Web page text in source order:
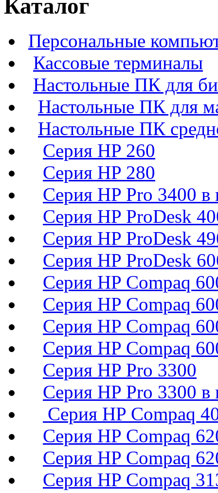
Каталог
Персональные
Кассовые терминалы
Настольные ПК для
Настольные ПК для
Настольные ПК
Серия HP 260
Серия HP 280
Серия HP Pro 3400
Серия HP ProDesk
Серия HP ProDesk
Серия HP ProDesk
Серия HP Compaq
Серия HP Compaq
Серия HP Compaq
Серия HP Compaq
Серия HP Pro 3300
Серия HP Pro 3300
Серия HP Compaq
Серия HP Compaq
Серия HP Compaq
Серия HP Compaq